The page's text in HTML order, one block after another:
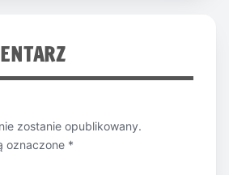
zostanie opublikowany.
oznaczone *